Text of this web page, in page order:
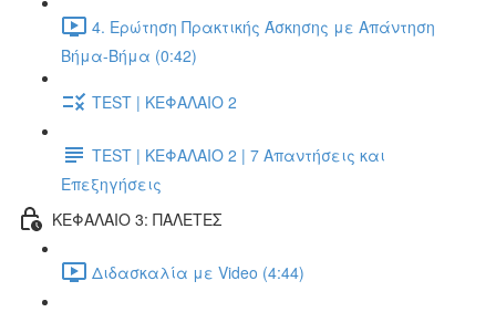
4. Ερώτηση Πρακτικής Άσκησης με Απάντηση
Βήμα-Βήμα (0:42)
TEST | ΚΕΦΑΛΑΙΟ 2
TEST | ΚΕΦΑΛΑΙΟ 2 | 7 Απαντήσεις και
Επεξηγήσεις
ΚΕΦΑΛΑΙΟ 3: ΠΑΛΕΤΕΣ
Διδασκαλία με Video (4:44)